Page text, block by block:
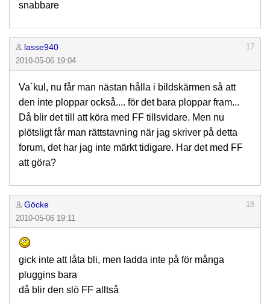
snabbare
lasse940
17
2010-05-06 19:04
Va´kul, nu får man nästan hålla i bildskärmen så att
den inte ploppar också.... för det bara ploppar fram...
Då blir det till att köra med FF tillsvidare. Men nu
plötsligt får man rättstavning när jag skriver på detta
forum, det har jag inte märkt tidigare. Har det med FF
att göra?
Göcke
18
2010-05-06 19:11
gick inte att låta bli, men ladda inte på för många
pluggins bara
då blir den slö FF alltså